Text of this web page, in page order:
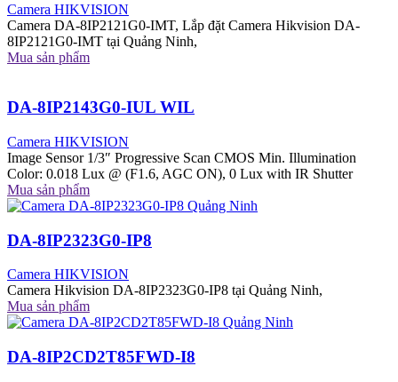
Camera HIKVISION
Camera DA-8IP2121G0-IMT, Lắp đặt Camera Hikvision DA-
8IP2121G0-IMT tại Quảng Ninh,
Mua sản phẩm
DA-8IP2143G0-IUL WIL
Camera HIKVISION
Image Sensor 1/3″ Progressive Scan CMOS Min. Illumination
Color: 0.018 Lux @ (F1.6, AGC ON), 0 Lux with IR Shutter
Mua sản phẩm
DA-8IP2323G0-IP8
Camera HIKVISION
Camera Hikvision DA-8IP2323G0-IP8 tại Quảng Ninh,
Mua sản phẩm
DA-8IP2CD2T85FWD-I8